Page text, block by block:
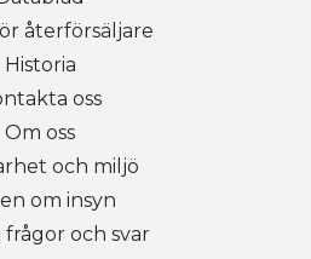
återförsäljare
Historia
oss
Om oss
och miljö
om insyn
frågor och svar